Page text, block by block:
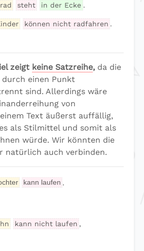
steht in der Ecke .
können nicht radfahren .
zeigt keine Satzreihe, da die
einen Punkt
sind. Allerdings wäre
von
Text äußerst auffällig,
als Stilmittel und somit als
würde. Wir könnten die
natürlich auch verbinden.
kann laufen
kann nicht laufen ,